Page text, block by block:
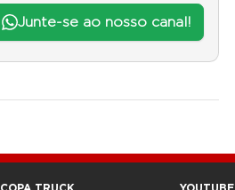
Junte-se ao nosso canal!